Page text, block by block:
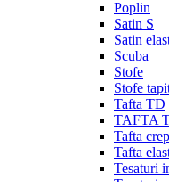
Poplin
Satin S
Satin
Scuba
Stofe
Stofe
Tafta TD
TAFTA
Tafta
Tafta
Tesaturi